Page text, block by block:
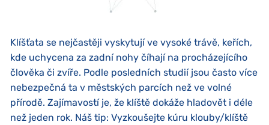
Klíšťata se nejčastěji vyskytují ve vysoké trávě, keřích,
kde uchycena za zadní nohy číhají na procházejícího
člověka či zvíře. Podle posledních studií jsou často více
nebezpečná ta v městských parcích než ve volné
přírodě. Zajímavostí je, že klíště dokáže hladovět i déle
než jeden rok. Náš tip: Vyzkoušejte kúru klouby/klíště